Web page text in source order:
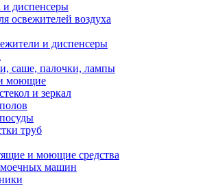
и диспенсеры
освежителей воздуха
и диспенсеры
саше, палочки, лампы
моющие
и зеркал
труб
и моющие средства
машин